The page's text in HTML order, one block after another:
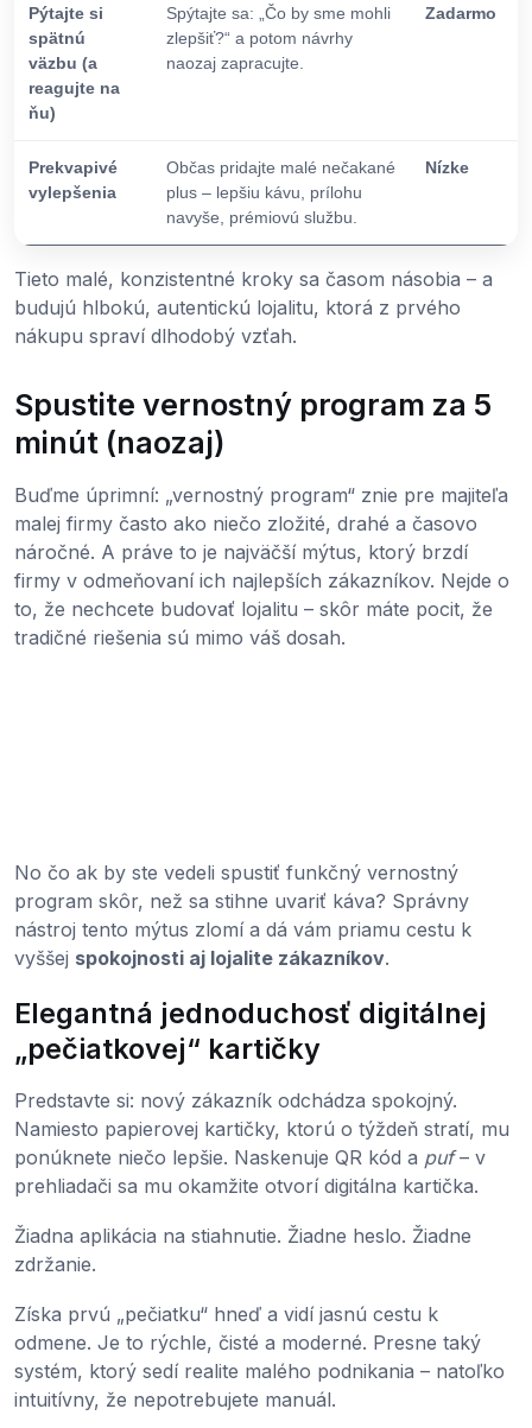
Pýtajte si
spätnú
väzbu (a
reagujte na
ňu)
Spýtajte sa: „Čo by sme mohli
zlepšiť?“ a potom návrhy
naozaj zapracujte.
Zadarmo
Prekvapivé
vylepšenia
Občas pridajte malé nečakané
plus – lepšiu kávu, prílohu
navyše, prémiovú službu.
Nízke
Tieto malé, konzistentné kroky sa časom násobia – a
budujú hlbokú, autentickú lojalitu, ktorá z prvého
nákupu spraví dlhodobý vzťah.
Spustite vernostný program za 5
minút (naozaj)
Buďme úprimní: „vernostný program“ znie pre majiteľa
malej firmy často ako niečo zložité, drahé a časovo
náročné. A práve to je najväčší mýtus, ktorý brzdí
firmy v odmeňovaní ich najlepších zákazníkov. Nejde o
to, že nechcete budovať lojalitu – skôr máte pocit, že
tradičné riešenia sú mimo váš dosah.
No čo ak by ste vedeli spustiť funkčný vernostný
program skôr, než sa stihne uvariť káva? Správny
nástroj tento mýtus zlomí a dá vám priamu cestu k
vyššej spokojnosti aj lojalite zákazníkov.
Elegantná jednoduchosť digitálnej
„pečiatkovej“ kartičky
Predstavte si: nový zákazník odchádza spokojný.
Namiesto papierovej kartičky, ktorú o týždeň stratí, mu
ponúknete niečo lepšie. Naskenuje QR kód a puf– v
prehliadači sa mu okamžite otvorí digitálna kartička.
Žiadna aplikácia na stiahnutie. Žiadne heslo. Žiadne
zdržanie.
Získa prvú „pečiatku“ hneď a vidí jasnú cestu k
odmene. Je to rýchle, čisté a moderné. Presne taký
systém, ktorý sedí realite malého podnikania – natoľko
intuitívny, že nepotrebujete manuál.